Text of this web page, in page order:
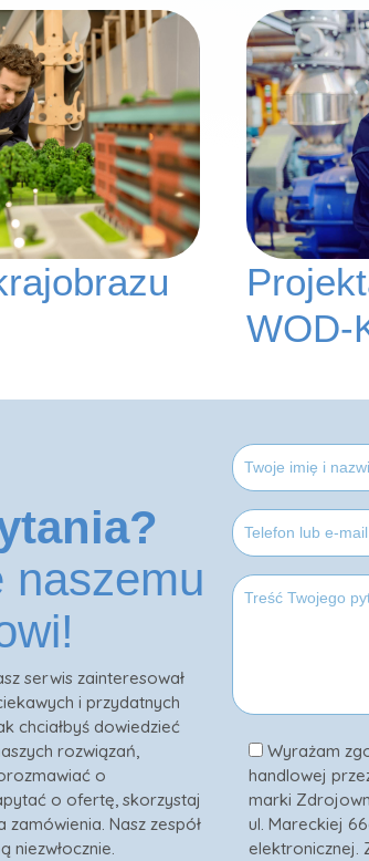
WOD-
naszemu
serwis zainteresował
i przydatnych
chciałbyś dowiedzieć
rozwiązań,
o
o ofertę, skorzystaj
Nasz zespół
niezwłocznie.
Wyrażam
handlowej
marki
ul. Mareckiej
elektronicznej.